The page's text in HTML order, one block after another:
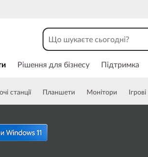
Рішення для бізнесу Підтримка
станції Планшети Монітори Ігрові